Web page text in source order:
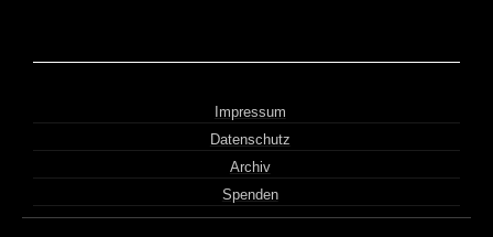
Impressum
Datenschutz
Archiv
Spenden